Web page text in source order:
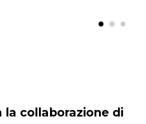
la collaborazione di